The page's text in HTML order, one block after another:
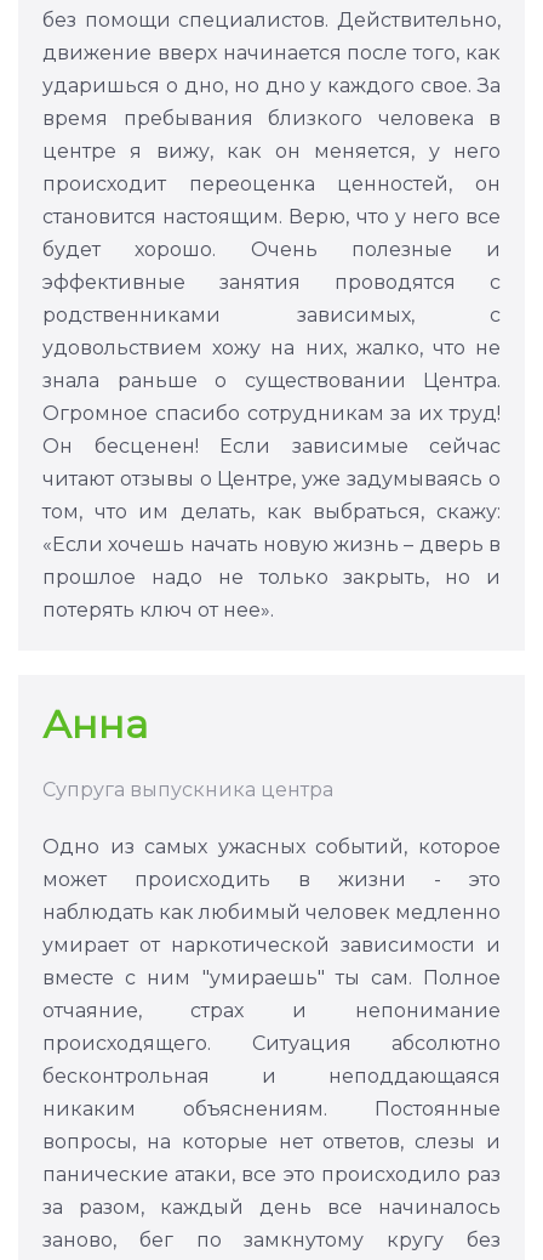
без помощи специалистов. Действительно,
движение вверх начинается после того, как
ударишься о дно, но дно у каждого свое. За
время пребывания близкого человека в
центре я вижу, как он меняется, у него
происходит переоценка ценностей, он
становится настоящим. Верю, что у него все
будет хорошо. Очень полезные и
эффективные занятия проводятся с
родственниками зависимых, с
удовольствием хожу на них, жалко, что не
знала раньше о существовании Центра.
Огромное спасибо сотрудникам за их труд!
Он бесценен! Если зависимые сейчас
читают отзывы о Центре, уже задумываясь о
том, что им делать, как выбраться, скажу:
«Если хочешь начать новую жизнь – дверь в
прошлое надо не только закрыть, но и
потерять ключ от нее».
Анна
Супруга выпускника центра
Одно из самых ужасных событий, которое
может происходить в жизни - это
наблюдать как любимый человек медленно
умирает от наркотической зависимости и
вместе с ним "умираешь" ты сам. Полное
отчаяние, страх и непонимание
происходящего. Ситуация абсолютно
бесконтрольная и неподдающаяся
никаким объяснениям. Постоянные
вопросы, на которые нет ответов, слезы и
панические атаки, все это происходило раз
за разом, каждый день все начиналось
заново, бег по замкнутому кругу без